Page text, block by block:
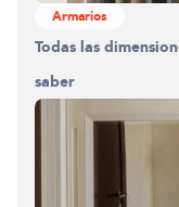
Armarios
Todas las
saber